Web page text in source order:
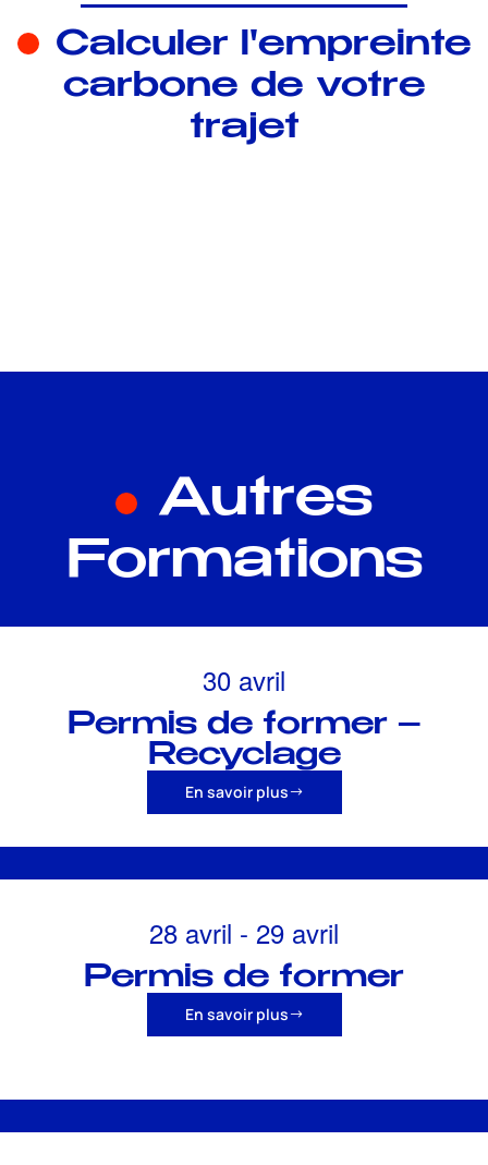
Calculer l'empreinte
carbone de votre
trajet
Autres
Formations
30 avril
Permis de former –
Recyclage
En savoir plus
28 avril - 29 avril
Permis de former
En savoir plus